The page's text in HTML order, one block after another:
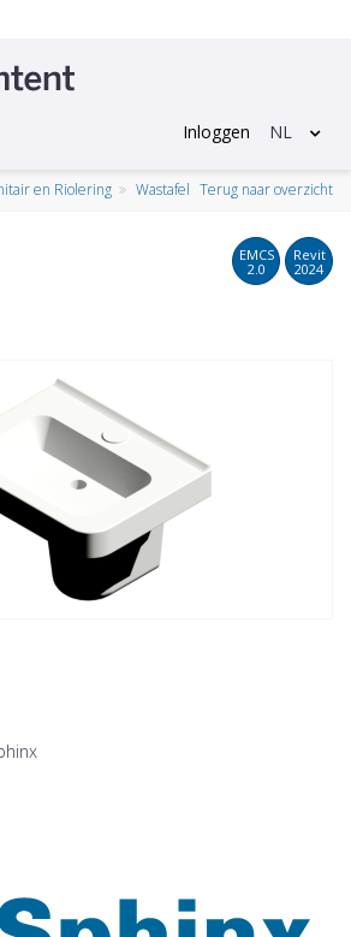
Inloggen NL
en Riolering Wastafel Terug naar overzicht
EMCS
2.0
Revit
2024